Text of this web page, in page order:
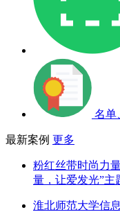
名单
最新案例 更多
粉红丝带时尚力
量，让爱发光”主
淮北师范大学信